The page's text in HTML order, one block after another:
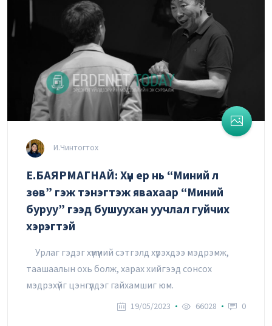
И.Чинтогтох
Е.БАЯРМАГНАЙ: Хүн ер нь “Миний л
зөв” гэж тэнэгтэж явахаар “Миний
буруу” гээд бушуухан уучлал гуйчих
хэрэгтэй
Урлаг гэдэг хүмүүний сэтгэлд хүрэхдээ мэдрэмж,
таашаалын охь болж, харах хийгээд сонсох
мэдрэхүйг цэнгүүлдэг гайхамшиг юм.
19/05/2023 66028 0